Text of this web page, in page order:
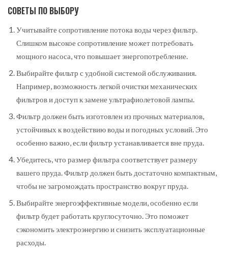
СОВЕТЫ ПО ВЫБОРУ
Учитывайте сопротивление потока воды через фильтр.
Слишком высокое сопротивление может потребовать
мощного насоса, что повышает энергопотребление.
Выбирайте фильтр с удобной системой обслуживания.
Например, возможность легкой очистки механических
фильтров и доступ к замене ультрафиолетовой лампы.
Фильтр должен быть изготовлен из прочных материалов,
устойчивых к воздействию воды и погодных условий. Это
особенно важно, если фильтр устанавливается вне пруда.
Убедитесь, что размер фильтра соответствует размеру
вашего пруда. Фильтр должен быть достаточно компактным,
чтобы не загромождать пространство вокруг пруда.
Выбирайте энергоэффективные модели, особенно если
фильтр будет работать круглосуточно. Это поможет
сэкономить электроэнергию и снизить эксплуатационные
расходы.